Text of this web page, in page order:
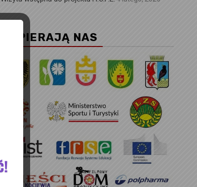
WSPIERAJĄ NAS